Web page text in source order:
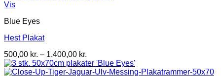
Vis
Blue Eyes
Hest Plakat
500,00 kr. – 1.400,00 kr.
500,00 kr.
til